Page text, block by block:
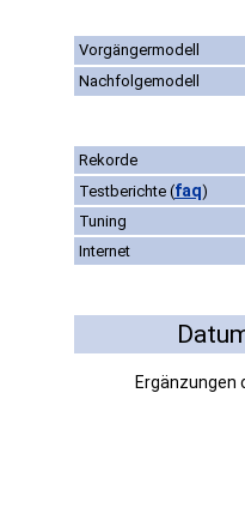
Vorgängermodell
Nachfolgemodell
Rekorde
Testberichte (faq)
Tuning
Internet
Ergänzungen